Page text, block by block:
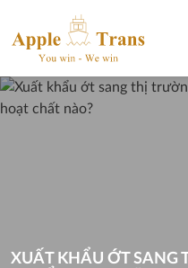
content
XUẤT KHẨU ỚT SANG